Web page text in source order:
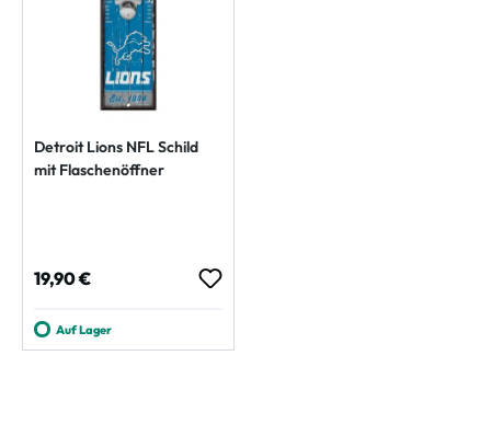
Detroit Lions NFL Schild
mit Flaschenöffner
Regulärer Preis:
19,90 €
Auf Lager